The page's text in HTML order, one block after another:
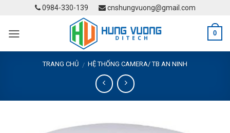
content
0984-330-139 cnshungvuong@gmail.com
0
TRANG CHỦ / HỆ THỐNG CAMERA/ TB AN NINH